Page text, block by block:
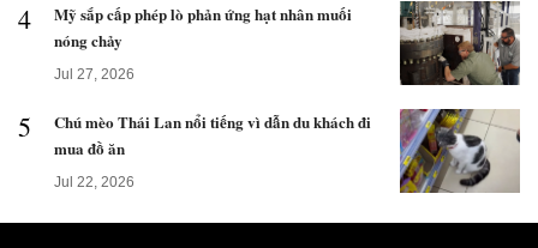
4
Mỹ sắp cấp phép lò phản ứng hạt nhân muối
nóng chảy
Jul 27, 2026
5
Chú mèo Thái Lan nổi tiếng vì dẫn du khách đi
mua đồ ăn
Jul 22, 2026